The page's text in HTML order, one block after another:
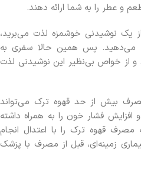
و عطر را به شما ارائه دهند.
از یک نوشیدنی خوشمزه لذت می‌برید،
می‌دهید. پس همین حالا سفری به
و از خواص بی‌نظیر این نوشیدنی لذت
بیش از حد قهوه ترک می‌تواند
فشار خون را به همراه داشته
مصرف قهوه ترک را با اعتدال انجام
زمینه‌ای، قبل از مصرف با پزشک